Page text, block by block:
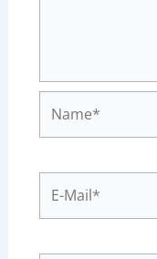
Mail*